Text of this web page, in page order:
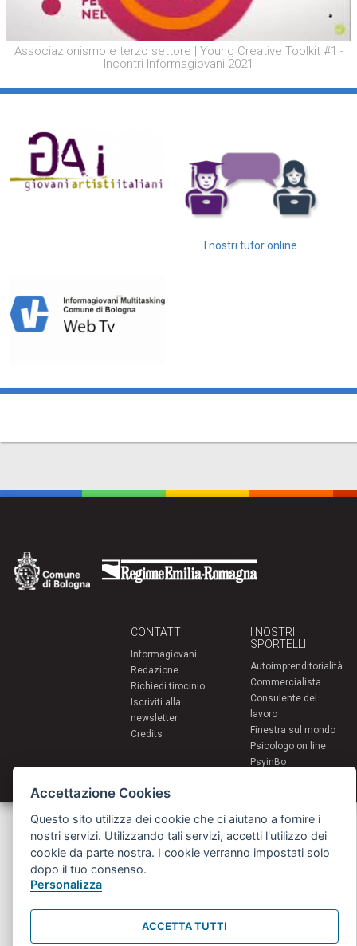
Associazionismo e terzo settore | Young Creative Toolkit #1 -
Incontri Informagiovani 2021
I nostri tutor online
CONTATTI
Informagiovani
Redazione
Richiedi tirocinio
Iscriviti alla
newsletter
Credits
I NOSTRI
SPORTELLI
Autoimprenditorialità
Commercialista
Consulente del
lavoro
Finestra sul mondo
Psicologo on line
PsyinBo
Servizi per i giovani - Scambi e soggiorni all'estero
Comune di Bologna | Piazza Maggiore 6 - 40124 Bologna
giovani@comune.bologna.it
Accettazione Cookies
Questo sito utilizza dei cookie che ci aiutano a fornire i
nostri servizi. Utilizzando tali servizi, accetti l'utilizzo dei
cookie da parte nostra. I cookie verranno impostati solo
dopo il tuo consenso.
Personalizza
ACCETTA TUTTI